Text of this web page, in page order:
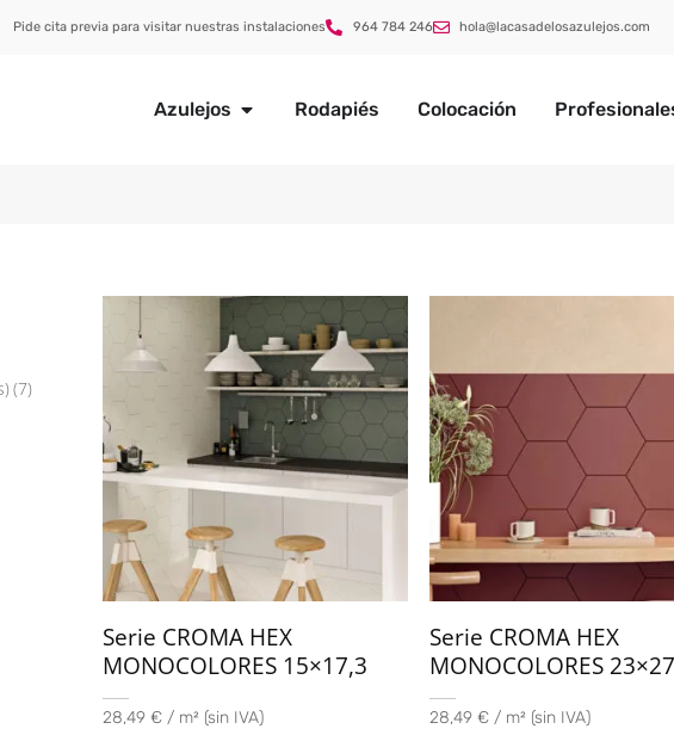
Pide cita previa para visitar nuestras instalaciones 964 784 246 hola@lacasadelosazulejos.com
Azulejos Rodapiés Colocación
(7)
Serie CROMA HEX
MONOCOLORES 15×17,3
28,49 € / m² (sin IVA)
Serie CROMA HEX
MONOCOLORES 23×27
28,49 € / m² (sin IVA)